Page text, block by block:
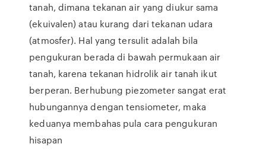
tanah, dimana tekanan air yang diukur sama
(ekuivalen) atau kurang dari tekanan udara
(atmosfer). Hal yang tersulit adalah bila
pengukuran berada di bawah permukaan air
tanah, karena tekanan hidrolik air tanah ikut
berperan. Berhubung piezometer sangat erat
hubungannya dengan tensiometer, maka
keduanya membahas pula cara pengukuran
hisapan